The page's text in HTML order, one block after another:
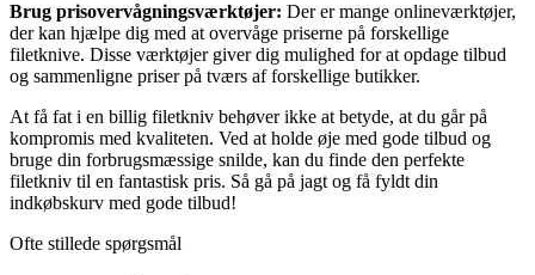
Brug prisovervågningsværktøjer: Der er mange onlineværktøjer,
der kan hjælpe dig med at overvåge priserne på forskellige
filetknive. Disse værktøjer giver dig mulighed for at opdage tilbud
og sammenligne priser på tværs af forskellige butikker.
At få fat i en billig filetkniv behøver ikke at betyde, at du går på
kompromis med kvaliteten. Ved at holde øje med gode tilbud og
bruge din forbrugsmæssige snilde, kan du finde den perfekte
filetkniv til en fantastisk pris. Så gå på jagt og få fyldt din
indkøbskurv med gode tilbud!
Ofte stillede spørgsmål